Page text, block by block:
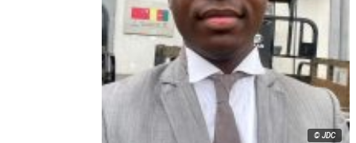
© JDC